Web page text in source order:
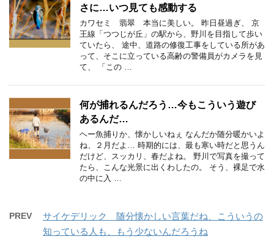
さに…いつ見ても感動する
カワセミ 翡翠 本当に美しい。 昨日昼過ぎ、 京
王線「つつじが丘」の駅から、野川を目指して歩い
ていたら、 途中、道路の修復工事をしている所があ
って、そこに立っている高齢の警備員がカメラを見
て、 「この …
何が捕れるんだろう…今もこういう遊び
あるんだ…
ヘー魚捕りか、懐かしいねぇ なんだか随分暖かいよ
ね、２月だよ… 時期的には、最も寒い時だと思うん
だけど、スッカリ、春だよね。 野川で写真を撮って
たら、こんな光景に出くわしたの。 そう、裸足で水
の中に入 …
PREV
サイケデリック 随分懐かしい言葉だね、こういうの
知っている人も、もう少ないんだろうね